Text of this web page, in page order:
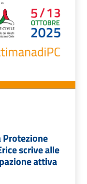
Protezione
scrive alle
attiva